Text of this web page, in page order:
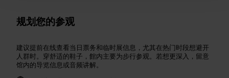
规划您的参观
建议提前在线查看当日票务和临时展信息，尤其在热门时段想避开
人群时。穿舒适的鞋子，館内主要为步行参观。若想更深入，留意
馆内的导览信息或音频讲解。